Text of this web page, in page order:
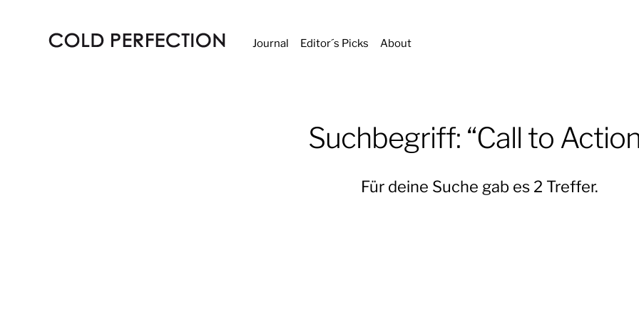
Journal Editor´s Picks About
Suchbegriff: “Call to
Für deine Suche gab es 2 Treffer.